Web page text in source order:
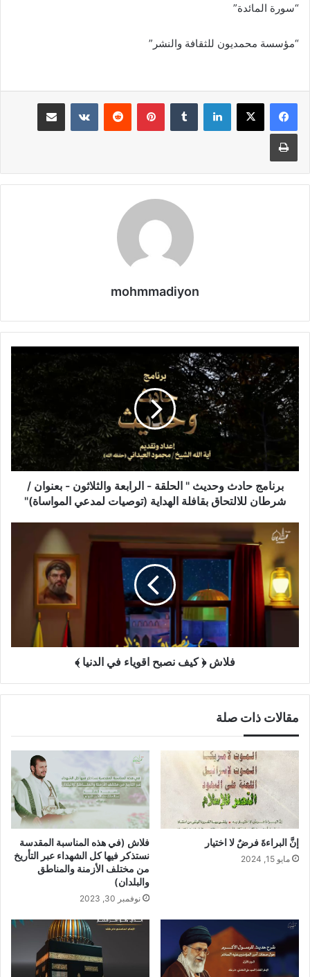
“سورة المائدة”
“مؤسسة محمديون للثقافة والنشر”
لينكدإن بينتيريست مشاركة عبر البريد
طباعة
mohmmadiyon
برنامج حادث وحديث " الحلقة - الرابعة والثلاثون - بعنوان /
شرطان للالتحاق بقافلة الهداية (توصيات لمدعي المواساة)"
فلاش ﴿ كيف نصبح اقوياء في الدنيا ﴾
مقالات ذات صلة
إنَّ البراءةَ فرضٌ لا اختيار
مايو 15, 2024
فلاش (في هذه المناسبة المقدسة
نستذكر فيها كل الشهداء عبر التأريخ
من مختلف الأزمنة والمناطق
والبلدان)
نوفمبر 30, 2023